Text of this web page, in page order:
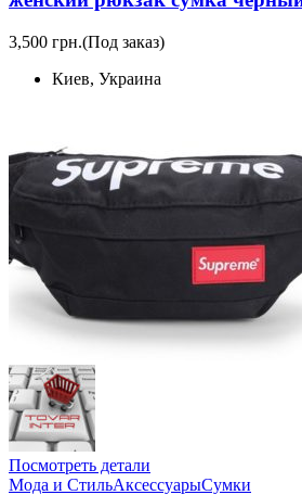
3,500 грн.(Под заказ)
Киев, Украина
Посмотреть детали
Мода и СтильАксессуарыСумки